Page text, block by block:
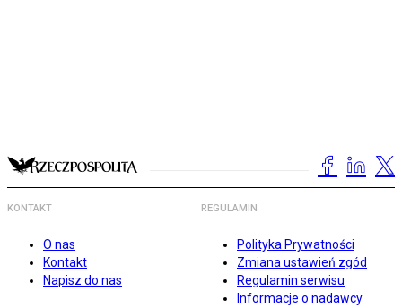
KONTAKT
O nas
Kontakt
Napisz do nas
REGULAMIN
Polityka Prywatności
Zmiana ustawień zgód
Regulamin serwisu
Informacje o nadawcy